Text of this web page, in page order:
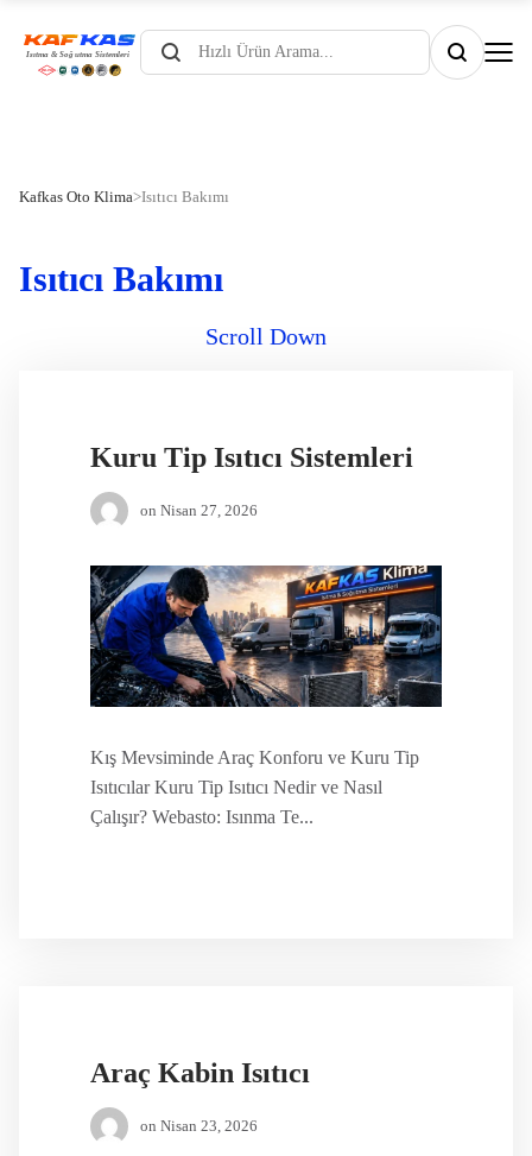
Products
search
Kafkas Oto Klima>Isıtıcı Bakımı
Isıtıcı Bakımı
Scroll Down
Kuru Tip Isıtıcı Sistemleri
on Nisan 27, 2026
Kış Mevsiminde Araç Konforu ve Kuru Tip
Isıtıcılar Kuru Tip Isıtıcı Nedir ve Nasıl
Çalışır? Webasto: Isınma Te...
Araç Kabin Isıtıcı
on Nisan 23, 2026